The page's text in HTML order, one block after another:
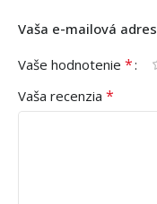
Vaša e-mailová
Vaše hodnotenie *
Vaša recenzia *